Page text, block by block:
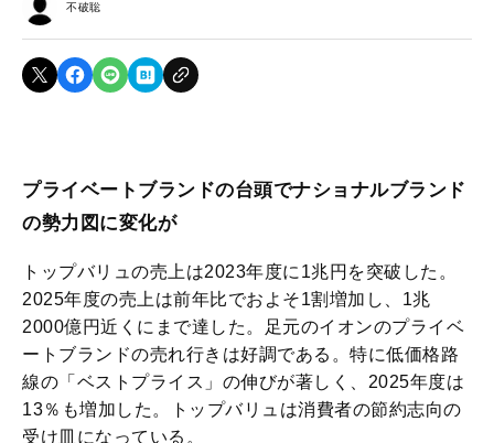
不破聡
プライベートブランドの台頭でナショナルブランド
の勢力図に変化が
トップバリュの売上は2023年度に1兆円を突破した。
2025年度の売上は前年比でおよそ1割増加し、1兆
2000億円近くにまで達した。足元のイオンのプライベ
ートブランドの売れ行きは好調である。特に低価格路
線の「ベストプライス」の伸びが著しく、2025年度は
13％も増加した。トップバリュは消費者の節約志向の
受け皿になっている。